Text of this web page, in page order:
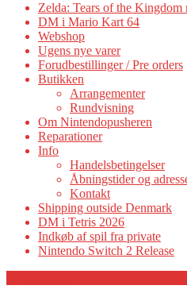
Zelda: Tears of the Kingdom
DM i Mario Kart 64
Webshop
Ugens nye varer
Forudbestillinger / Pre orders
Butikken
Arrangementer
Rundvisning
Om Nintendopusheren
Reparationer
Info
Handelsbetingelser
Åbningstider og
Kontakt
Shipping outside Denmark
DM i Tetris 2026
Indkøb af spil fra private
Nintendo Switch 2 Release